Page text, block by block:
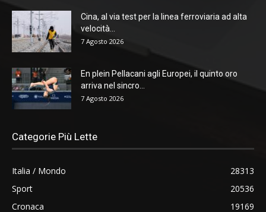
Cina, al via test per la linea ferroviaria ad alta
velocità...
7 Agosto 2026
En plein Pellacani agli Europei, il quinto oro
arriva nel sincro...
7 Agosto 2026
Categorie Più Lette
Italia / Mondo
28313
Sport
20536
Cronaca
19169